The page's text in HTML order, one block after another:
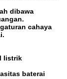
dibawa
cahaya
listrik
baterai